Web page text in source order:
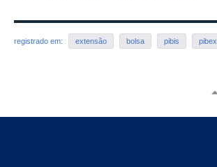
registrado em: extensão bolsa pibis pibex